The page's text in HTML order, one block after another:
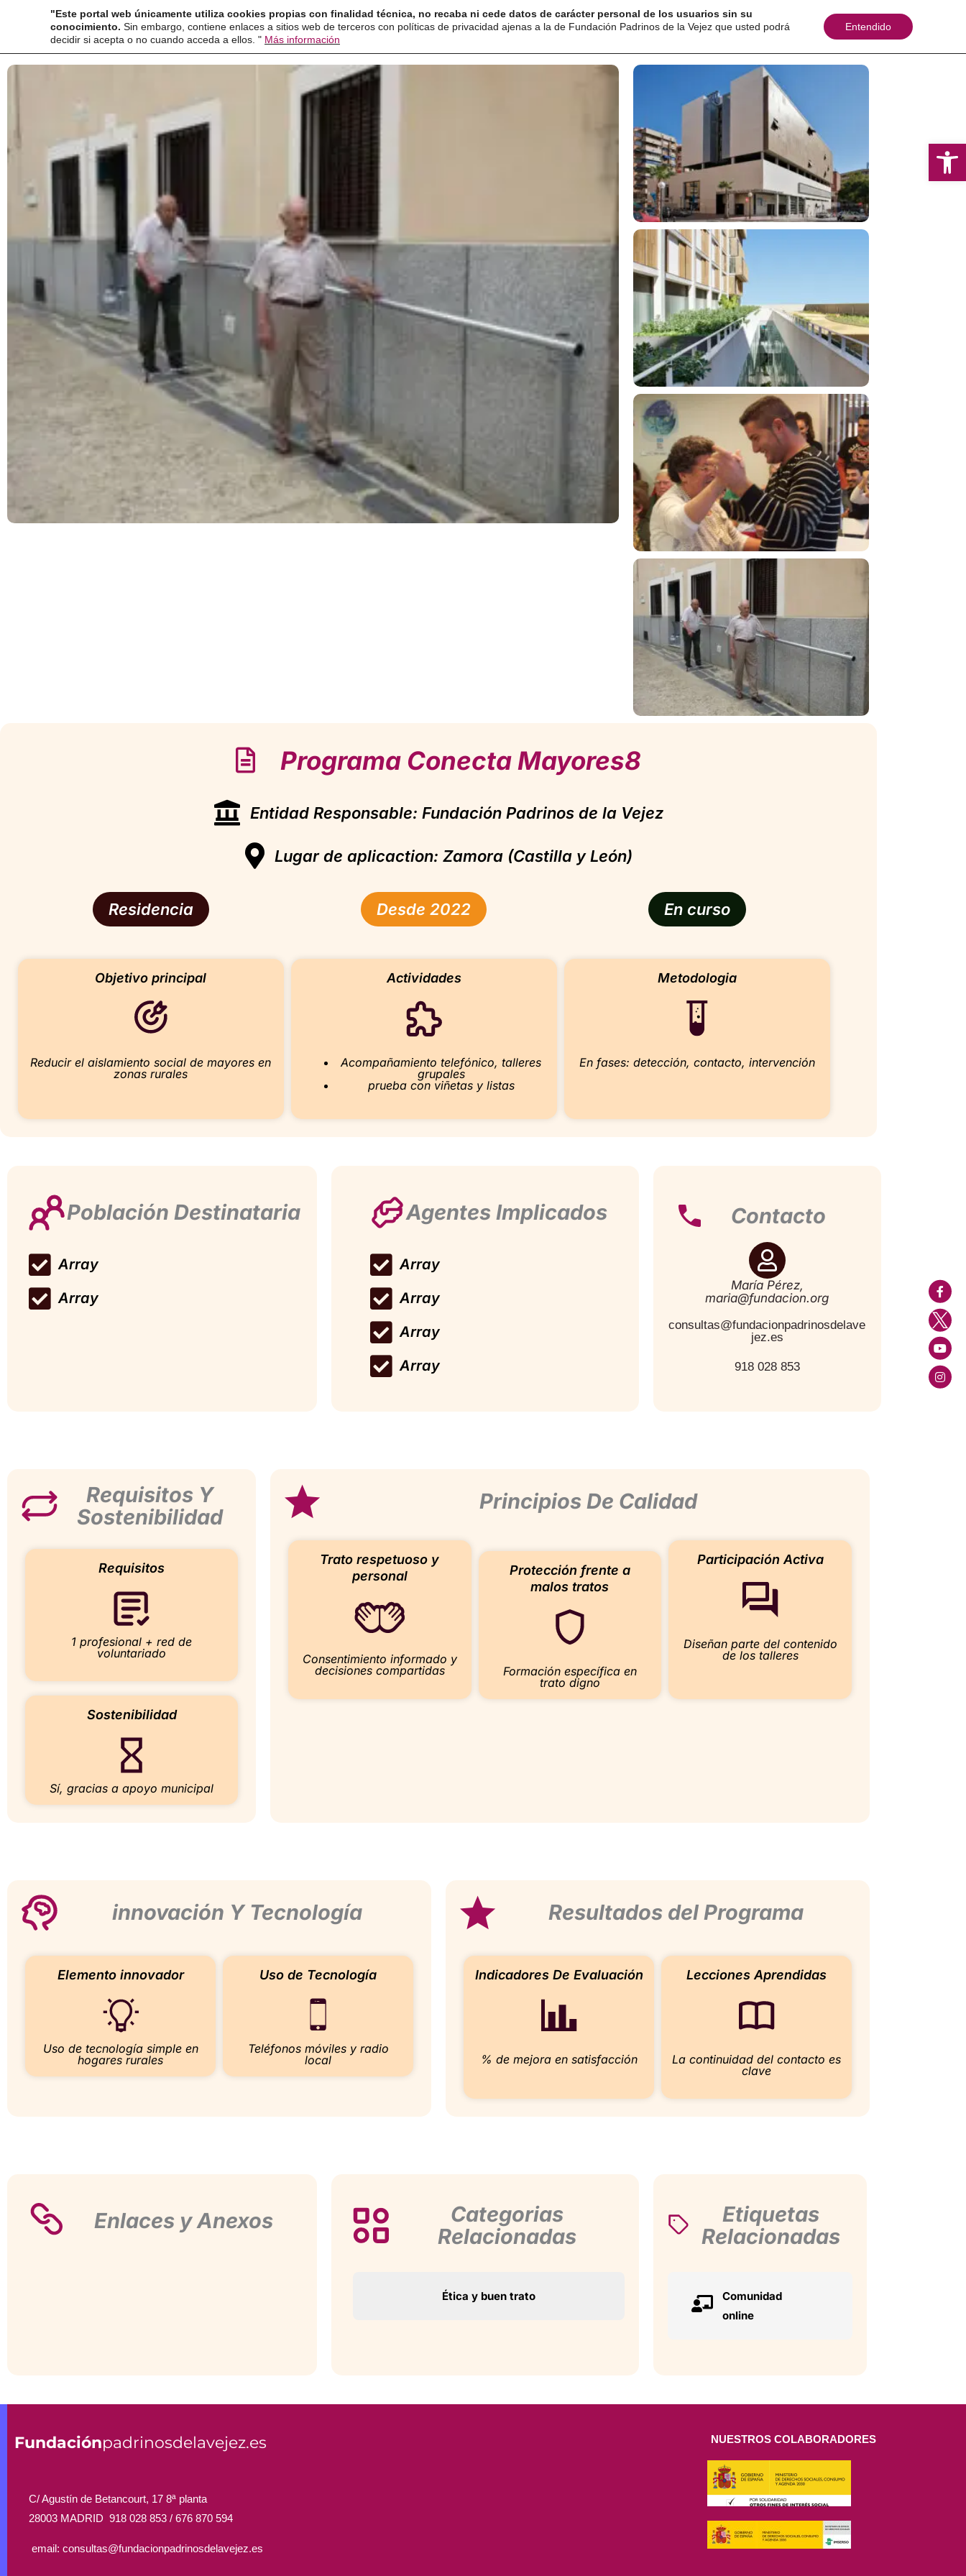
Home Estudio Buenas Practicas Sugerencias Contacto Boletines
Programa Conecta Mayores8
Entidad Responsable: Fundación Padrinos de la Vejez
Lugar de aplicaction: Zamora (Castilla y León)
Residencia Desde 2022 En curso
Objetivo principal
Reducir el aislamiento social de mayores en
zonas rurales
Actividades
Acompañamiento telefónico, talleres
grupales
prueba con viñetas y listas
Metodologia
En fases: detección, contacto, intervención
Población Destinataria
Array
Array
Agentes Implicados
Array
Array
Array
Array
Contacto
María Pérez,
maria@fundacion.org
consultas@fundacionpadrinosdelave
jez.es
918 028 853
Requisitos Y
Sostenibilidad
Requisitos
1 profesional + red de
voluntariado
Sostenibilidad
Sí, gracias a apoyo municipal
Principios De Calidad
Trato respetuoso y
personal
Consentimiento informado y
decisiones compartidas
Protección frente a
malos tratos
Formación específica en
trato digno
Participación Activa
Diseñan parte del contenido
de los talleres
innovación Y Tecnología
Elemento innovador
Uso de tecnología simple en
hogares rurales
Uso de Tecnología
Teléfonos móviles y radio
local
Resultados del Programa
Indicadores De Evaluación
% de mejora en satisfacción
Lecciones Aprendidas
La continuidad del contacto es
clave
Enlaces y Anexos
Categorias
Relacionadas
Ética y buen trato
Etiquetas
Relacionadas
Comunidad
online
Fundaciónpadrinosdelavejez.es
C/ Agustín de Betancourt, 17 8ª planta
28003 MADRID 918 028 853 / 676 870 594
email: consultas@fundacionpadrinosdelavejez.es
NUESTROS COLABORADORES
"Este portal web únicamente utiliza cookies propias con finalidad técnica, no recaba ni cede datos de carácter personal de los usuarios sin su
conocimiento. Sin embargo, contiene enlaces a sitios web de terceros con políticas de privacidad ajenas a la de Fundación Padrinos de la Vejez que usted podrá
decidir si acepta o no cuando acceda a ellos. " Más información
Entendido